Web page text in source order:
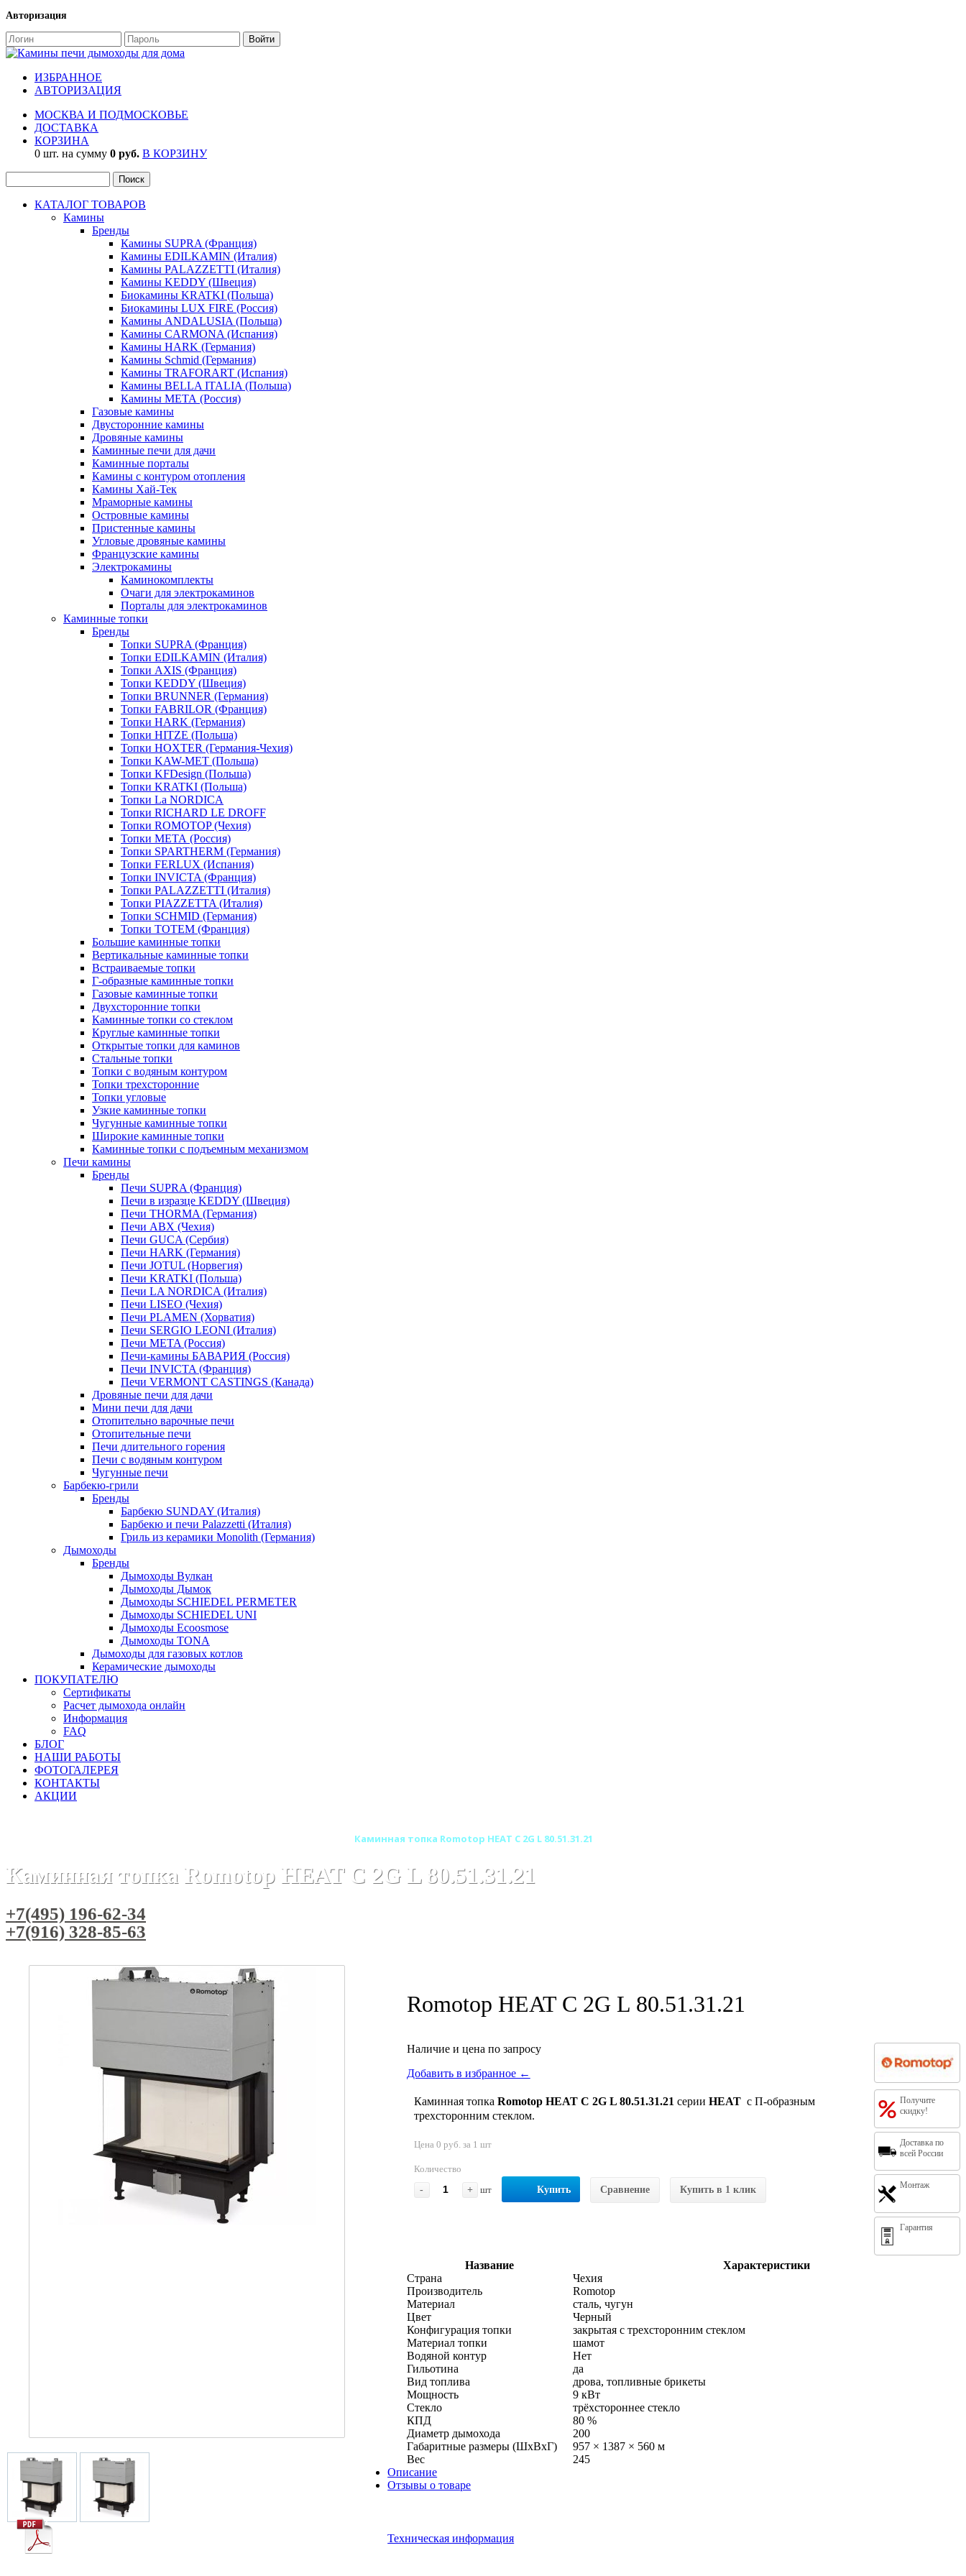
Авторизация
ИЗБРАННОЕ
АВТОРИЗАЦИЯ
МОСКВА И ПОДМОСКОВЬЕ
ДОСТАВКА
КОРЗИНА
0 шт. на сумму 0 руб. В КОРЗИНУ
КАТАЛОГ ТОВАРОВ
Камины
Бренды
Камины SUPRA (Франция)
Камины EDILKAMIN (Италия)
Камины PALAZZETTI (Италия)
Камины KEDDY (Швеция)
Биокамины KRATKI (Польша)
Биокамины LUX FIRE (Россия)
Камины ANDALUSIA (Польша)
Камины CARMONA (Испания)
Камины HARK (Германия)
Камины Schmid (Германия)
Камины TRAFORART (Испания)
Камины BELLA ITALIA (Польша)
Камины МЕТА (Россия)
Газовые камины
Двусторонние камины
Дровяные камины
Каминные печи для дачи
Каминные порталы
Камины с контуром отопления
Камины Хай-Тек
Мраморные камины
Островные камины
Пристенные камины
Угловые дровяные камины
Французские камины
Электрокамины
Каминокомплекты
Очаги для электрокаминов
Порталы для электрокаминов
Каминные топки
Бренды
Топки SUPRA (Франция)
Топки EDILKAMIN (Италия)
Топки AXIS (Франция)
Топки KEDDY (Швеция)
Топки BRUNNER (Германия)
Топки FABRILOR (Франция)
Топки HARK (Германия)
Топки HITZE (Польша)
Топки HOXTER (Германия-Чехия)
Топки KAW-MET (Польша)
Топки KFDesign (Польша)
Топки KRATKI (Польша)
Топки La NORDICA
Топки RICHARD LE DROFF
Топки ROMOTOP (Чехия)
Топки МЕТА (Россия)
Топки SPARTHERM (Германия)
Топки FERLUX (Испания)
Топки INVICTA (Франция)
Топки PALAZZETTI (Италия)
Топки PIAZZETTA (Италия)
Топки SCHMID (Германия)
Топки TOTEM (Франция)
Большие каминные топки
Вертикальные каминные топки
Встраиваемые топки
Г-образные каминные топки
Газовые каминные топки
Двухсторонние топки
Каминные топки со стеклом
Круглые каминные топки
Открытые топки для каминов
Стальные топки
Топки с водяным контуром
Топки трехсторонние
Топки угловые
Узкие каминные топки
Чугунные каминные топки
Широкие каминные топки
Каминные топки с подъемным механизмом
Печи камины
Бренды
Печи SUPRA (Франция)
Печи в изразце KEDDY (Швеция)
Печи THORMA (Германия)
Печи ABX (Чехия)
Печи GUCA (Сербия)
Печи HARK (Германия)
Печи JOTUL (Норвегия)
Печи KRATKI (Польша)
Печи LA NORDICA (Италия)
Печи LISEO (Чехия)
Печи PLAMEN (Хорватия)
Печи SERGIO LEONI (Италия)
Печи META (Россия)
Печи-камины БАВАРИЯ (Россия)
Печи INVICTA (Франция)
Печи VERMONT CASTINGS (Канада)
Дровяные печи для дачи
Мини печи для дачи
Отопительно варочные печи
Отопительные печи
Печи длительного горения
Печи с водяным контуром
Чугунные печи
Барбекю-грили
Бренды
Барбекю SUNDAY (Италия)
Барбекю и печи Palazzetti (Италия)
Гриль из керамики Monolith (Германия)
Дымоходы
Бренды
Дымоходы Вулкан
Дымоходы Дымок
Дымоходы SCHIEDEL PERMETER
Дымоходы SCHIEDEL UNI
Дымоходы Ecoosmose
Дымоходы TONA
Дымоходы для газовых котлов
Керамические дымоходы
ПОКУПАТЕЛЮ
Сертификаты
Расчет дымохода онлайн
Информация
FAQ
БЛОГ
НАШИ РАБОТЫ
ФОТОГАЛЕРЕЯ
КОНТАКТЫ
АКЦИИ
Каминная топка Romotop HEAT C 2G L 80.51.31.21
Каминная топка Romotop HEAT C 2G L 80.51.31.21
+7(495) 196-62-34
+7(916) 328-85-63
Romotop HEAT C 2G L 80.51.31.21
Получите
скидку!
Доставка по
всей России
Монтаж
Гарантия
Наличие и цена по запросу
Добавить в избранное ←
Каминная топка Romotop HEAT C 2G L 80.51.31.21 серии HEATс П-образным
трехсторонним стеклом.
Цена 0 руб. за 1 шт
Количество
-
+ шт Купить Сравнение Купить в 1 клик
Название
Характеристики
Страна
Чехия
Производитель
Romotop
Материал
сталь, чугун
Цвет
Черный
Конфигурация топки
закрытая с трехсторонним стеклом
Материал топки
шамот
Водяной контур
Нет
Гильотина
да
Вид топлива
дрова, топливные брикеты
Мощность
9 кВт
Стекло
трёхстороннее стекло
КПД
80 %
Диаметр дымохода
200
Габаритные размеры (ШхВхГ)
957 × 1387 × 560 м
Вес
245
Описание
Отзывы о товаре
Техническая информация